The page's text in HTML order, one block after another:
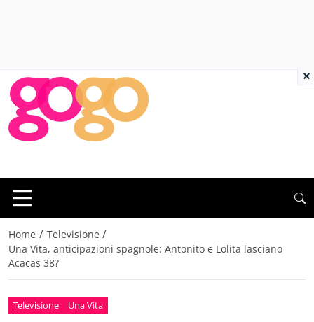
Home / Televisione /
Una Vita, anticipazioni spagnole: Antonito e Lolita lasciano
Acacas 38?
Televisione Una Vita
×